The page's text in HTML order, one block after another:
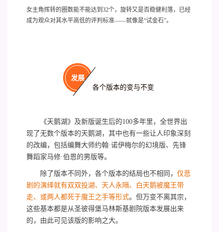
女主角挥转的圈数能不能达到32个，旋转又是否稳健利落，已经
成为观众对其水平高低的评判标准——就像是“试金石”。
发展
各个版本的变与不变
《天鹅湖》及新版诞生后的100多年里，全世界出
现了无数个版本的天鹅湖，其中也有一些让人印象深刻
的改编，包括编舞大师约翰·诺伊梅尔的幻境版、先锋
舞蹈家马修·伯恩的男版等。
除了版本不同外，各个版本的结局也不相同， 仅悲
剧的演绎就有双双投湖、天人永隔、白天鹅被魔王带
走、或两人都死于魔王之手等形式。但万变不离其宗，
这些基本都是从圣彼得堡马林斯基剧院版本发展出来
的，由此可见该版的影响之大。